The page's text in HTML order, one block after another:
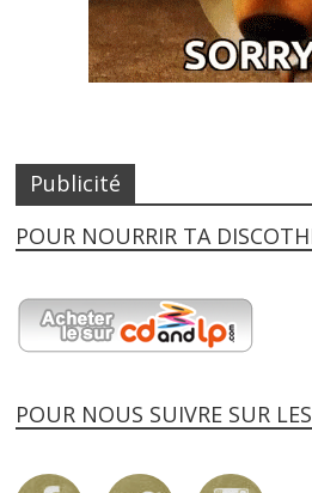
Publicité
POUR NOURRIR TA
POUR NOUS SUIVRE SUR